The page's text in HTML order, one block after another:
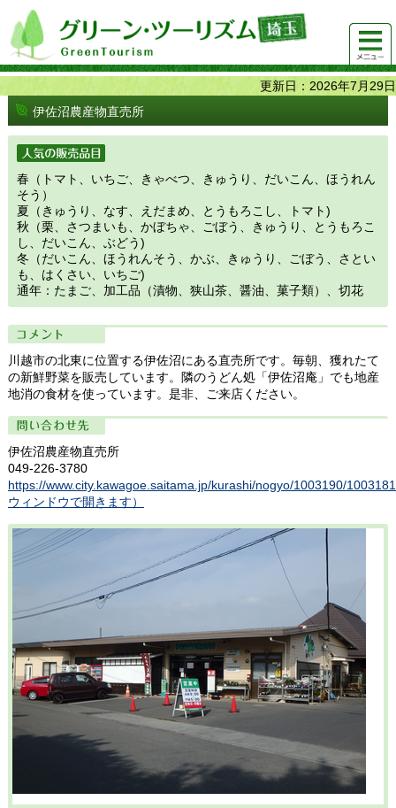
グリーンツーリズム埼玉 緑豊かな農山村で 楽しく！
美味しく！
メニュ
ー
更新日：2026年7月29日
伊佐沼農産物直売所
人気の販売品目
春（トマト、いちご、きゃべつ、きゅうり、だいこん、ほうれん
そう）
夏（きゅうり、なす、えだまめ、とうもろこし、トマト)
秋（栗、さつまいも、かぼちゃ、ごぼう、きゅうり、とうもろこ
し、だいこん、ぶどう)
冬（だいこん、ほうれんそう、かぶ、きゅうり、ごぼう、さとい
も、はくさい、いちご)
通年：たまご、加工品（漬物、狭山茶、醤油、菓子類）、切花
コメント
川越市の北東に位置する伊佐沼にある直売所です。毎朝、獲れたて
の新鮮野菜を販売しています。隣のうどん処「伊佐沼庵」でも地産
地消の食材を使っています。是非、ご来店ください。
問い合わせ先
伊佐沼農産物直売所
049-226-3780
https://www.city.kawagoe.saitama.jp/kurashi/nogyo/1003190/
ウィンドウで開きます）